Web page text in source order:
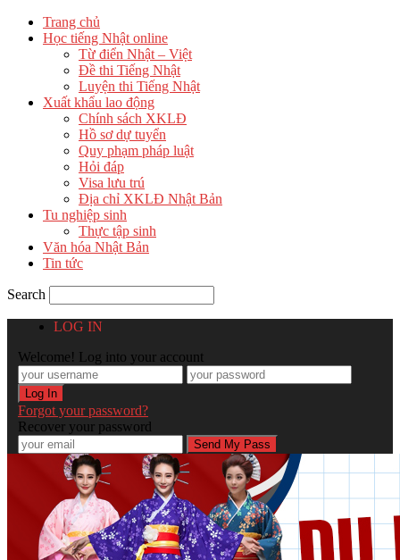
Trang chủ
Học tiếng Nhật online
Từ điển Nhật – Việt
Đề thi Tiếng Nhật
Luyện thi Tiếng Nhật
Xuất khẩu lao động
Chính sách XKLĐ
Hồ sơ dự tuyển
Quy phạm pháp luật
Hỏi đáp
Visa lưu trú
Địa chỉ XKLĐ Nhật Bản
Tu nghiệp sinh
Thực tập sinh
Văn hóa Nhật Bản
Tin tức
Search
LOG IN
Welcome! Log into your account
Forgot your password?
Recover your password